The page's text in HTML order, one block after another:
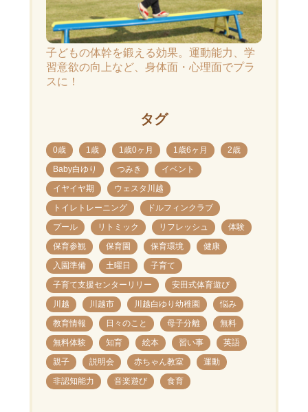
子どもの体幹を鍛える効果。運動能力、学
習意欲の向上など、身体面・心理面でプラ
スに！
タグ
0歳 1歳 1歳0ヶ月 1歳6ヶ月
2歳
Baby白ゆり
つみき
イベント
イヤイヤ期
ウェスタ川越
トイレトレーニング
ドルフィンクラブ
プール
リトミック リフレッシュ
体験
保育参観
保育園 保育環境
健康
入園準備
土曜日
子育て
子育て支援センターリリー
安田式体育遊び
川越
川越市 川越白ゆり幼稚園
悩み
教育情報
日々のこと 母子分離
無料
無料体験
知育 絵本 習い事
英語
親子
説明会 赤ちゃん教室
運動
非認知能力
音楽遊び 食育